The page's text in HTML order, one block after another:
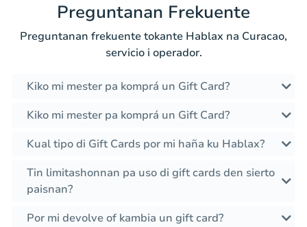
Preguntanan Frekuente
Preguntanan frekuente tokante Hablax na Curacao,
servicio i operador.
Kiko mi mester pa komprá un Gift Card?
Kiko mi mester pa komprá un Gift Card?
Kual tipo di Gift Cards por mi haña ku Hablax?
Tin limitashonnan pa uso di gift cards den sierto
paisnan?
Por mi devolve of kambia un gift card?